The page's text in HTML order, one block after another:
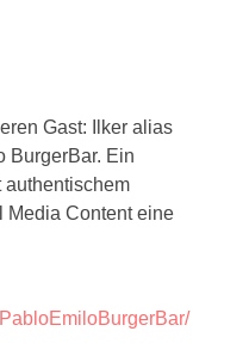
Gast: Ilker alias
BurgerBar. Ein
authentischem
Media Content eine